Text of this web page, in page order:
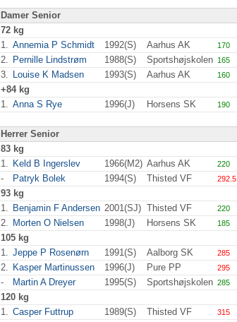
Damer Senior
72 kg
1. Annemia P Schmidt 1992(S) Aarhus AK 170
2. Pernille Lindstrøm 1988(S) Sportshøjskolen 165
3. Louise K Madsen 1993(S) Aarhus AK 160
+84 kg
1. Anna S Rye 1996(J) Horsens SK 190
Herrer Senior
83 kg
1. Keld B Ingerslev 1966(M2) Aarhus AK 220
-
Patryk Bolek 1994(S) Thisted VF 292.5
93 kg
1. Benjamin F Andersen 2001(SJ) Thisted VF 220
2. Morten O Nielsen 1998(J) Horsens SK 185
105 kg
1. Jeppe P Rosenørn 1991(S) Aalborg SK 285
2. Kasper Martinussen 1996(J) Pure PP 295
-
Martin A Dreyer 1995(S) Sportshøjskolen 285
120 kg
1. Casper Futtrup 1989(S) Thisted VF 315